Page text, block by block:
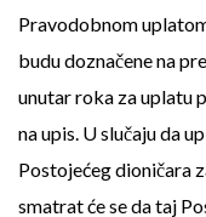
Pravodobnom
budu doznačene na
unutar roka za uplatu
na upis. U slučaju da
Postojećeg dioničara
smatrat će se da taj